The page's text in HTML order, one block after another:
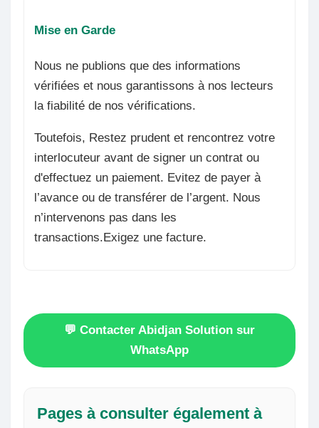
Mise en Garde
Nous ne publions que des informations
vérifiées et nous garantissons à nos lecteurs
la fiabilité de nos vérifications.
Toutefois, Restez prudent et rencontrez votre
interlocuteur avant de signer un contrat ou
d'effectuez un paiement. Evitez de payer à
l’avance ou de transférer de l’argent. Nous
n’intervenons pas dans les
transactions.Exigez une facture.
💬 Contacter Abidjan Solution sur
WhatsApp
Pages à consulter également à